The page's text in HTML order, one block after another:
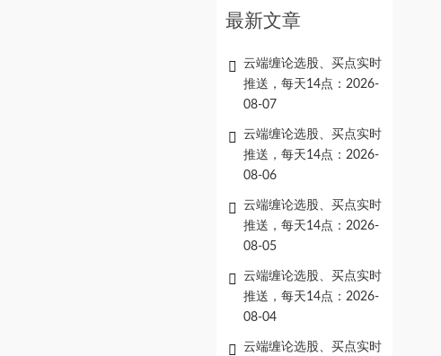
最新文章
云端缠论选股、买点实时
推送，每天14点：2026-
08-07
云端缠论选股、买点实时
推送，每天14点：2026-
08-06
云端缠论选股、买点实时
推送，每天14点：2026-
08-05
云端缠论选股、买点实时
推送，每天14点：2026-
08-04
云端缠论选股、买点实时